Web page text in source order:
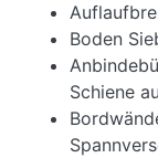
Boden
Schiene